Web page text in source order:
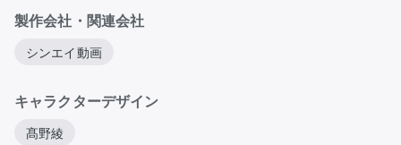
製作会社・関連会社
シンエイ動画
キャラクターデザイン
髙野綾